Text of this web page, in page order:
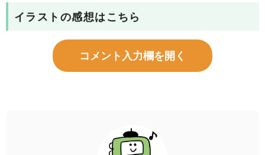
イラストの感想はこちら
コメント入力欄を開く